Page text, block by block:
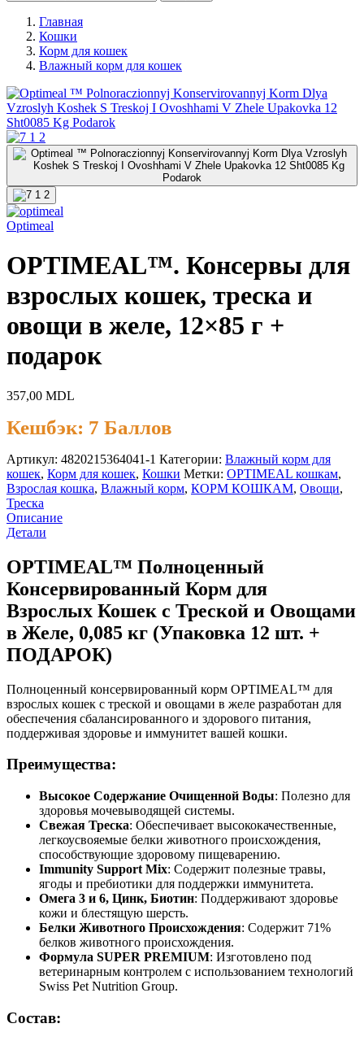
Главная
Кошки
Корм для кошек
Влажный корм для кошек
Optimeal
OPTIMEAL™. Консервы для
взрослых кошек, треска и
овощи в желе, 12×85 г +
подарок
357,00 MDL
Кешбэк: 7 Баллов
Артикул: 4820215364041-1 Категории: Влажный корм для
кошек, Корм для кошек, Кошки Метки: OPTIMEAL кошкам,
Взрослая кошка, Влажный корм, КОРМ КОШКАМ, Овощи,
Треска
Описание
Детали
OPTIMEAL™ Полноценный
Консервированный Корм для
Взрослых Кошек с Треской и Овощами
в Желе, 0,085 кг (Упаковка 12 шт. +
ПОДАРОК)
Полноценный консервированный корм OPTIMEAL™ для
взрослых кошек с треской и овощами в желе разработан для
обеспечения сбалансированного и здорового питания,
поддерживая здоровье и иммунитет вашей кошки.
Преимущества:
Высокое Содержание Очищенной Воды: Полезно для
здоровья мочевыводящей системы.
Свежая Треска: Обеспечивает высококачественные,
легкоусвояемые белки животного происхождения,
способствующие здоровому пищеварению.
Immunity Support Mix: Содержит полезные травы,
ягоды и пребиотики для поддержки иммунитета.
Омега 3 и 6, Цинк, Биотин: Поддерживают здоровье
кожи и блестящую шерсть.
Белки Животного Происхождения: Содержит 71%
белков животного происхождения.
Формула SUPER PREMIUM: Изготовлено под
ветеринарным контролем с использованием технологий
Swiss Pet Nutrition Group.
Состав: